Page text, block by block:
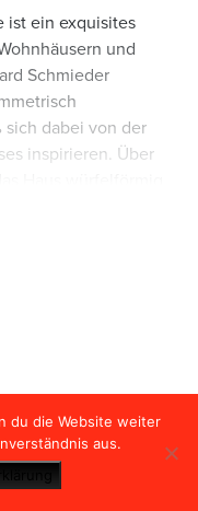
an den
und
Lesen
in der
ist ein exquisites
und
Schmieder
dabei von der
inspirieren. Über
an. Ein
sowie eine
dem Gebäude
du die Website weiter
aus.